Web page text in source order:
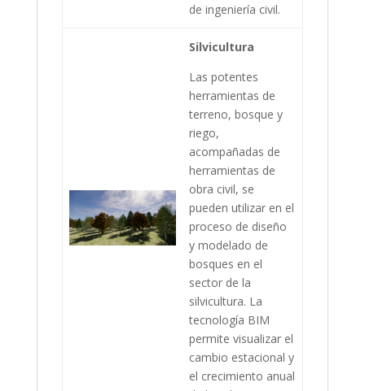
de ingeniería civil.
Silvicultura
Las potentes
herramientas de
terreno, bosque y
riego,
acompañadas de
herramientas de
obra civil, se
pueden utilizar en el
proceso de diseño
y modelado de
bosques en el
sector de la
silvicultura. La
tecnología BIM
permite visualizar el
cambio estacional y
el crecimiento anual